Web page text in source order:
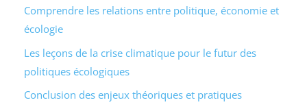
Comprendre les relations entre politique, économie et
écologie
Les leçons de la crise climatique pour le futur des
politiques écologiques
Conclusion des enjeux théoriques et pratiques